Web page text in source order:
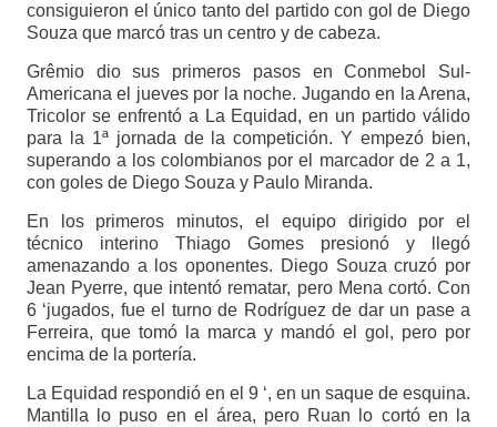
consiguieron el único tanto del partido con gol de Diego
Souza que marcó tras un centro y de cabeza.
Grêmio dio sus primeros pasos en Conmebol Sul-
Americana el jueves por la noche. Jugando en la Arena,
Tricolor se enfrentó a La Equidad, en un partido válido
para la 1ª jornada de la competición. Y empezó bien,
superando a los colombianos por el marcador de 2 a 1,
con goles de Diego Souza y Paulo Miranda.
En los primeros minutos, el equipo dirigido por el
técnico interino Thiago Gomes presionó y llegó
amenazando a los oponentes. Diego Souza cruzó por
Jean Pyerre, que intentó rematar, pero Mena cortó. Con
6 ‘jugados, fue el turno de Rodríguez de dar un pase a
Ferreira, que tomó la marca y mandó el gol, pero por
encima de la portería.
La Equidad respondió en el 9 ‘, en un saque de esquina.
Mantilla lo puso en el área, pero Ruan lo cortó en la